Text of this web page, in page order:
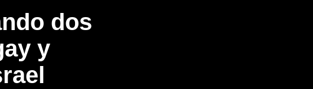
dos
y